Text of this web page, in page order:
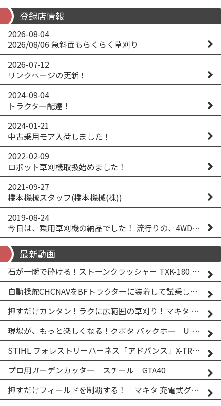
登録店情報
2026-08-04
2026/08/06 急斜面もらくらく草刈り
2026-07-12
リンクページの更新！
2024-09-04
トラクター配達！
2024-01-21
中古乗用モア入荷しました！
2022-02-09
ロボット草刈機取扱始めました！
2021-09-27
橋本機械スタッフ(橋本機械(株))
2019-08-24
今日は、乗用草刈機の納品でした！ 流行りの、4WD！ #イセキアグリ #オーレック #四駆 #増税間近
最新動画
石が一瞬で砕ける！ストーンクラッシャー TXK-180 実演
自動操舵CHCNAVをBFトラクターに装着して試乗してみた！！ CHCNAV NX610
押すだけカンタン！ラクに広範囲の草刈り！マキタ バッテリー式草刈り機 MUG001G 2
現場が、もっと楽しくなる！クボタ バックホー U-25-3A
STIHL フォレストリーハーネス「アドバンス」X-TREEm
プロ用ガーデンカッター スチール GTA40
押すだけフィールドを制覇する！ マキタ 充電式グランドトリマー MUG001G